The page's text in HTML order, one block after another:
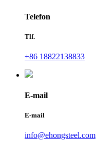
Telefon
Tlf.
+86 18822138833
E-mail
E-mail
info@ehongsteel.com